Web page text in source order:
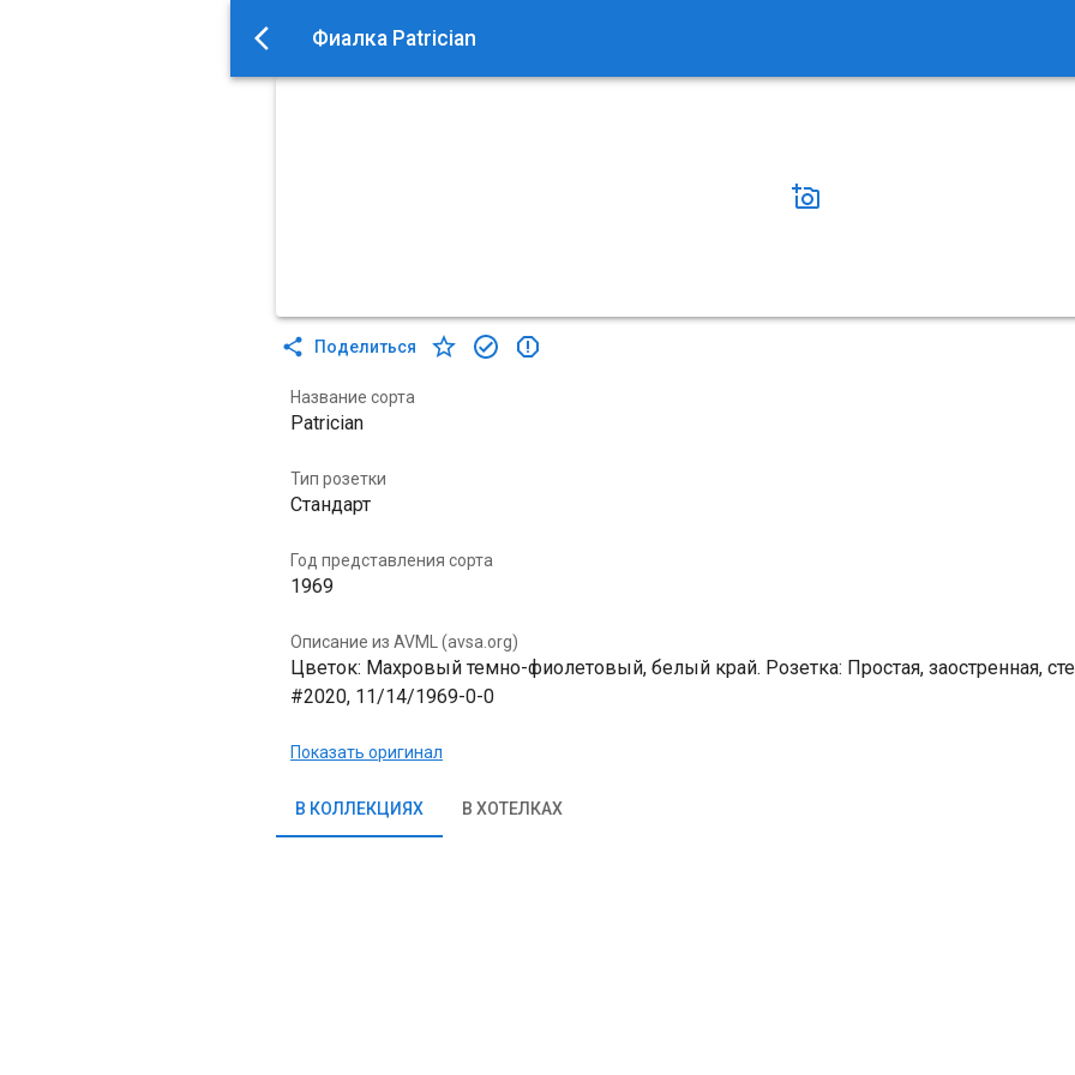
Фиалка Patrician
Поделиться
Название сорта
Patrician
Тип розетки
Стандарт
Год представления сорта
1969
Описание из AVML (avsa.org)
Цветок: Махровый темно-фиолетовый, белый край. Розетка: Простая, заостренная,
#2020, 11/14/1969-0-0
Показать оригинал
В КОЛЛЕКЦИЯХ В ХОТЕЛКАХ